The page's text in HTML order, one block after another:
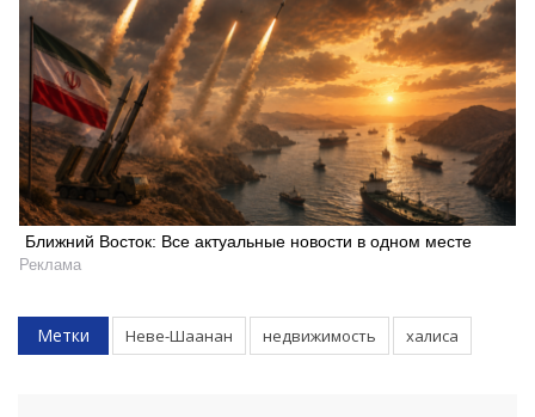
Ближний Восток: Все актуальные новости в одном месте
Реклама
Метки Неве-Шаанан недвижимость халиса